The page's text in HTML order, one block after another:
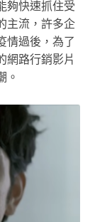
夠快速抓住受
主流，許多企
情過後，為了
網路行銷影片
。